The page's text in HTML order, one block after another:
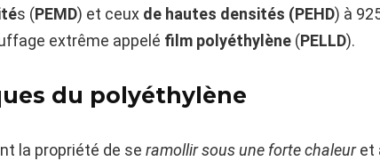
s (PEMD) et ceux de hautes densités (PEHD) à
extrême appelé film polyéthylène (PELLD).
du polyéthylène
la propriété de se ramollir sous une forte chaleuret